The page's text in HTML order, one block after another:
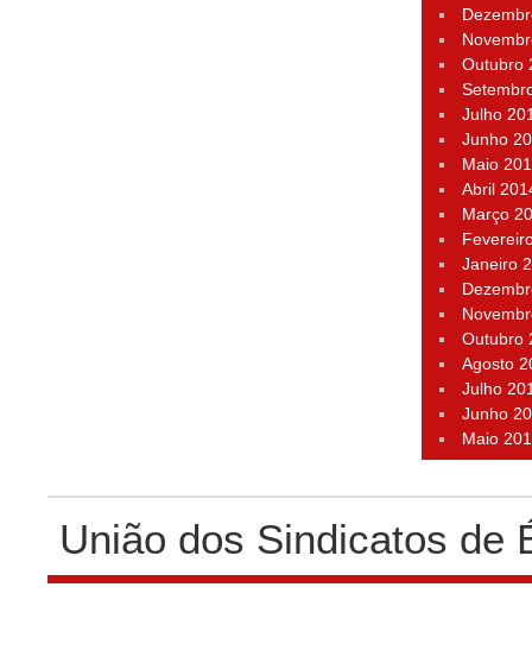
Outubro
Julho
Junho
Maio
Abril
Março
Janeiro
Outubro
Agosto
Julho
Junho
Maio
União dos Sindicatos de